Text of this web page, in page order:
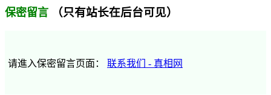
保密留言 （只有站长在后台可见）
请進入保密留言页面： 联系我们 - 真相网